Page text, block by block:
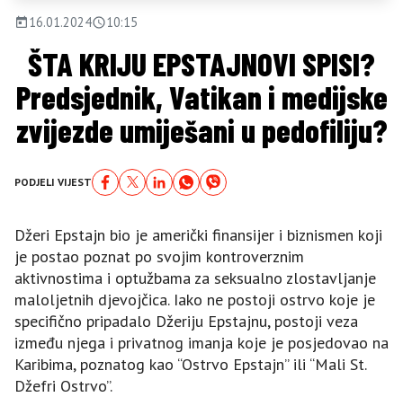
16.01.2024 10:15
ŠTA KRIJU EPSTAJNOVI SPISI?
Predsjednik, Vatikan i medijske
zvijezde umiješani u pedofiliju?
PODJELI VIJEST
Džeri Epstajn bio je američki finansijer i biznismen koji
je postao poznat po svojim kontroverznim
aktivnostima i optužbama za seksualno zlostavljanje
maloljetnih djevojčica. Iako ne postoji ostrvo koje je
specifično pripadalo Džeriju Epstajnu, postoji veza
između njega i privatnog imanja koje je posjedovao na
Karibima, poznatog kao “Ostrvo Epstajn” ili “Mali St.
Džefri Ostrvo”.